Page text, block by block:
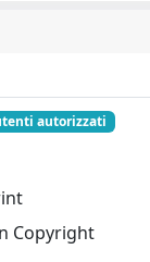
autorizzati
Copyright